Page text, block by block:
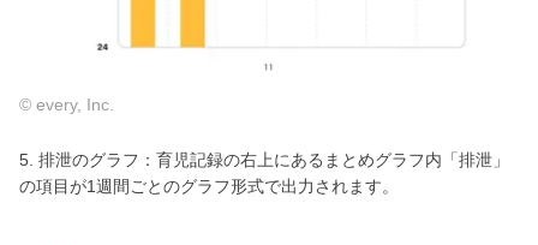
© every, Inc.
5. 排泄のグラフ：育児記録の右上にあるまとめグラフ内「排泄」
の項目が1週間ごとのグラフ形式で出力されます。